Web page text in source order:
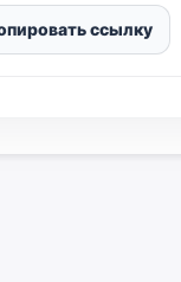
ссылку